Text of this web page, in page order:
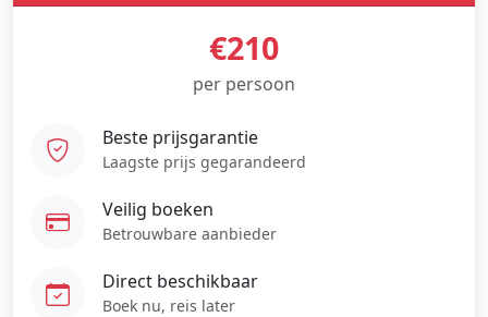
€210
per persoon
Beste prijsgarantie
Laagste prijs gegarandeerd
Veilig boeken
Betrouwbare aanbieder
Direct beschikbaar
Boek nu, reis later